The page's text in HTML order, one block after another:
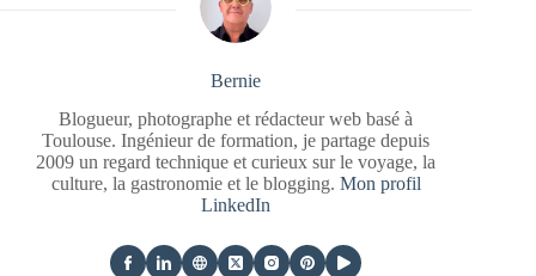
Bernie
Blogueur, photographe et rédacteur web basé à
Toulouse. Ingénieur de formation, je partage depuis
2009 un regard technique et curieux sur le voyage, la
culture, la gastronomie et le blogging. Mon profil
LinkedIn